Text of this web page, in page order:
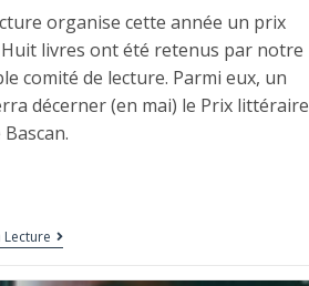
organise cette année un prix
livres ont été retenus par notre
comité de lecture. Parmi eux, un
décerner (en mai) le Prix littéraire
Lecture